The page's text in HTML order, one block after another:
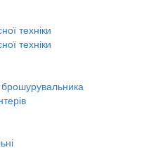
техніки
техніки